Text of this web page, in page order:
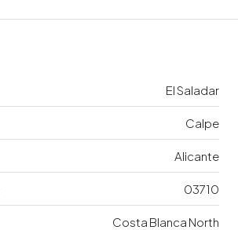
El Saladar
Calpe
Alicante
03710
Costa Blanca North